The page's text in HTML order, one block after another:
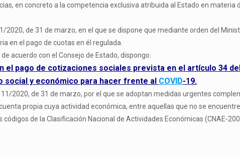
en concreto a la competencia exclusiva atribuida al Estado en materia
de 31 de marzo, en el que se dispone que mediante orden del
en el pago de cuotas en él regulada.
acuerdo con el Consejo de Estado, dispongo:
pago de cotizaciones sociales prevista en el artículo 34
social y económico para hacer frente al COVID-19.
2020, de 31 de marzo, por el que se adoptan medidas urgentes
propia cuya actividad económica, entre aquellas que no se
de la Clasificación Nacional de Actividades Económicas (CNAE-